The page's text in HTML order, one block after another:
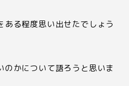
ある程度思い出せたでしょう
のかについて語ろうと思いま